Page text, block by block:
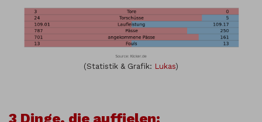
(Statistik & Grafik: Lukas)
3 Dinge, die auffielen: